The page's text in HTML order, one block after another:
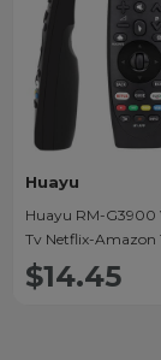
Huayu
Huayu RM-G3900
Tv Netflix-Amazon
Universal Sihirli
$14.45